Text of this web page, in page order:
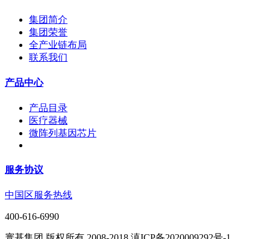
集团简介
集团荣誉
全产业链布局
联系我们
产品中心
产品目录
医疗器械
微阵列基因芯片
服务协议
中国区服务热线
400-616-6990